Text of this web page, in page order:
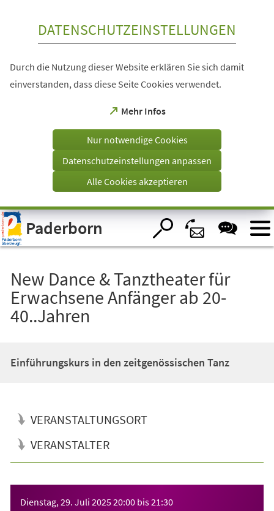
Visuelle
Assistenzsoftware
öffnen.
DATENSCHUTZEINSTELLUNGEN
Durch die Nutzung dieser Website erklären Sie sich damit
einverstanden, dass diese Seite Cookies verwendet.
Mehr Infos
(Öffnet
einem
Tab)
Nur notwendige Cookies
Datenschutzeinstellungen anpassen
Alle Cookies akzeptieren
Paderborn
New Dance & Tanztheater für
Erwachsene Anfänger ab 20-
40..Jahren
Einführungskurs in den zeitgenössischen Tanz
VERANSTALTUNGSORT
VERANSTALTER
Dienstag, 29. Juli 202520:00 bis21:30